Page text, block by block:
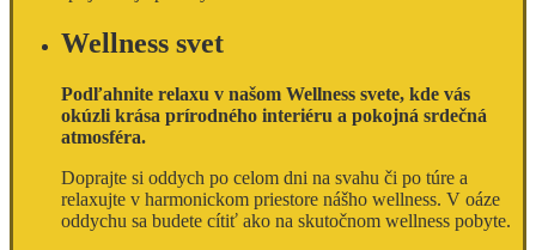
Wellness svet
Podľahnite relaxu v našom Wellness svete, kde vás
okúzli krása prírodného interiéru a pokojná srdečná
atmosféra.
Doprajte si oddych po celom dni na svahu či po túre a
relaxujte v harmonickom priestore nášho wellness. V oáze
oddychu sa budete cítiť ako na skutočnom wellness pobyte.